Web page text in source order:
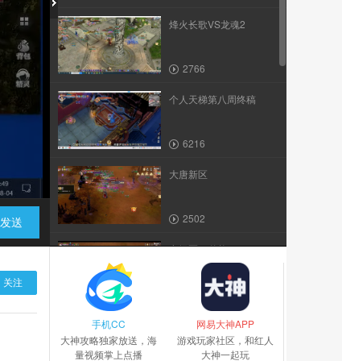
发送
烽火长歌VS龙魂2
2766
个人天梯第八周终稿
6216
大唐新区
2502
卡级区59物资
2800
异魂2021年9月3日
关注
手机CC
大神攻略独家放送，海
量视频掌上点播
网易大神APP
游戏玩家社区，和红人
大神一起玩